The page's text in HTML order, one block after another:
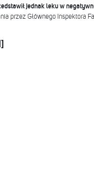
jednak leku w
przez Głównego Inspektora